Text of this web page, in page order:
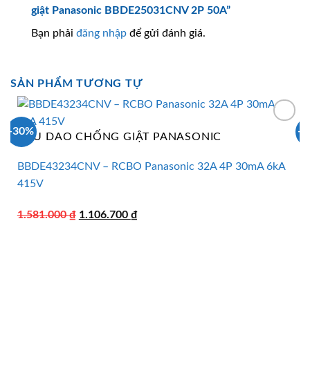
giật Panasonic BBDE25031CNV 2P 50A”
Bạn phải đăng nhập để gửi đánh giá.
SẢN PHẨM TƯƠNG TỰ
-30%
CẦU DAO CHỐNG GIẬT PANASONIC
BBDE43234CNV – RCBO Panasonic 32A 4P 30mA 6kA
415V
1.581.000₫ Giá
1.106.700 ₫Giá
-